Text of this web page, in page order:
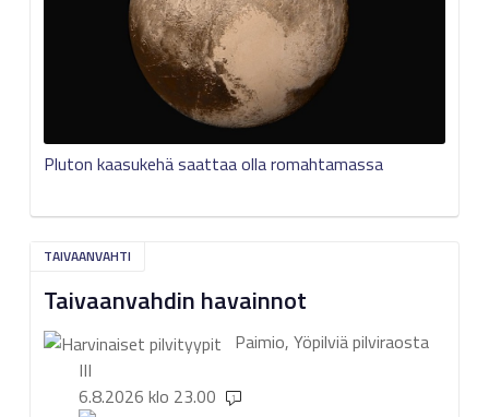
Pluton kaasukehä saattaa olla romahtamassa
TAIVAANVAHTI
Taivaanvahdin havainnot
Paimio, Yöpilviä pilviraosta
III
6.8.2026 klo 23.00
1